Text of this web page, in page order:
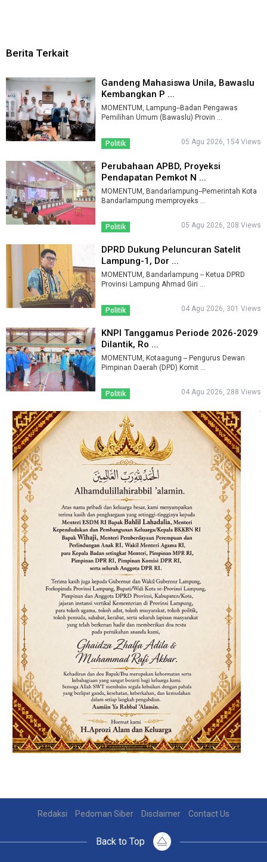
Berita Terkait
Gandeng Mahasiswa Unila, Bawaslu
Kembangkan P ...
MOMENTUM, Lampung--Badan Pengawas
Pemilihan Umum (Bawaslu) Provin ...
Politik 05 Agu 2026, 154 Views
Perubahaan APBD, Proyeksi
Pendapatan Pemkot N ...
MOMENTUM, Bandarlampung--Pemerintah Kota
Bandarlampung memproyeks ...
Politik 05 Agu 2026, 208 Views
DPRD Dukung Peluncuran Satelit
Lampung-1, Dor ...
MOMENTUM, Bandarlampung -- Ketua DPRD
Provinsi Lampung Ahmad Giri ...
Politik 04 Agu 2026, 301 Views
KNPI Tanggamus Periode 2026-2029
Dilantik, Ro ...
MOMENTUM, Kotaagung -- Pengurus Dewan
Pimpinan Daerah (DPD) Komit ...
Politik 04 Agu 2026, 288 Views
Redaksi Pedoman Siber Disclaimer Contact Us
Back to Top